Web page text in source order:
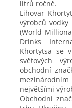
litrů ročně.
Lihovar
výrobců
(World
Drinks
Khortytsa se
světových
obchodní
největšími
Obchodní